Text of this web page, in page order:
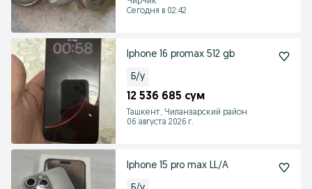
Сегодня в 02:42
Iphone 16 promax 512 gb
Б/у
12 536 685 сум
Ташкент, Чиланзарский район
06 августа 2026 г.
Iphone 15 pro max LL/A